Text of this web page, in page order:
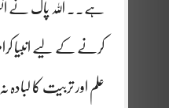
ہے۔۔ اللہ پاک نے
کرنے کے لیے انبیا
علم اور تربیت کا